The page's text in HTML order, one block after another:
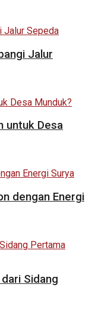
Jalur
untuk Desa
dengan Energi
Sidang